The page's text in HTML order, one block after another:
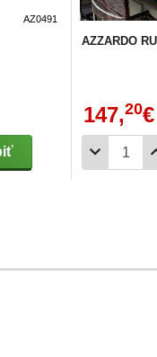
AZ0491
AZZARDO
147,20€